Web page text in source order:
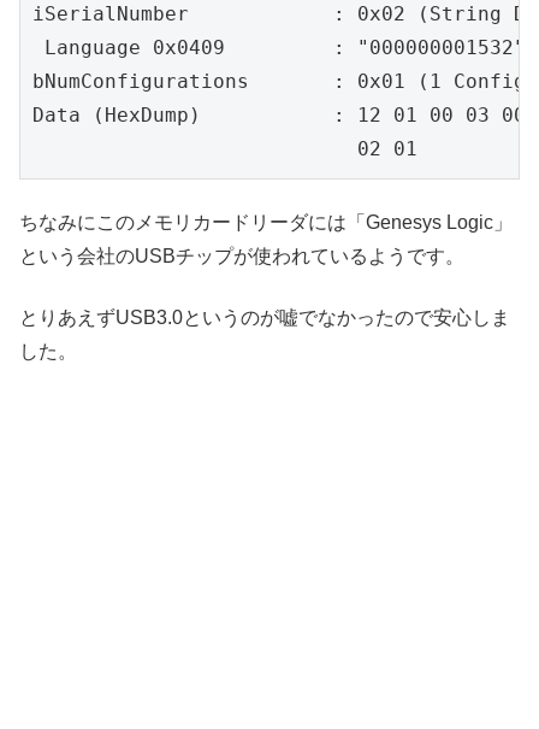
iSerialNumber            : 0x02 (String
Language 0x0409         : "000000001532"
bNumConfigurations       : 0x01 (1
Data (HexDump)           : 12 01 00 03
02 01
ちなみにこのメモリカードリーダには「Genesys Logic」
という会社のUSBチップが使われているようです。
とりあえずUSB3.0というのが嘘でなかったので安心しま
した。